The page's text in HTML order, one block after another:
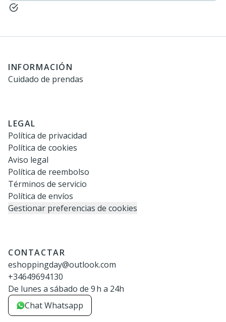
INFORMACIÓN
Cuidado de prendas
LEGAL
Política de privacidad
Política de cookies
Aviso legal
Política de reembolso
Términos de servicio
Política de envíos
Gestionar preferencias de cookies
CONTACTAR
eshoppingday@outlook.com
+34649694130
De lunes a sábado de 9 h a 24h
Chat Whatsapp